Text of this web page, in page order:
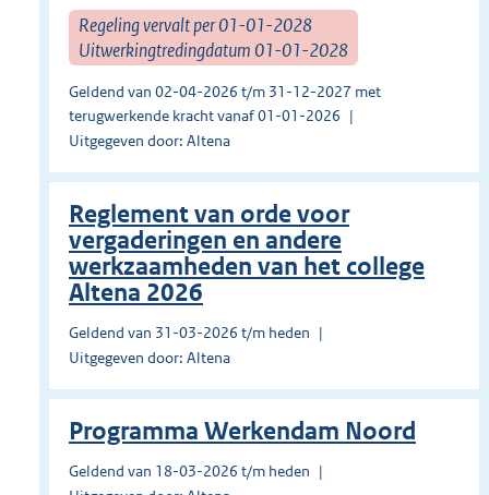
Regeling vervalt per 01-01-2028
Uitwerkingtredingdatum 01-01-2028
Geldend van 02-04-2026 t/m 31-12-2027 met
terugwerkende kracht vanaf 01-01-2026
Uitgegeven door: Altena
Reglement van orde voor
vergaderingen en andere
werkzaamheden van het college
Altena 2026
Geldend van 31-03-2026 t/m heden
Uitgegeven door: Altena
Programma Werkendam Noord
Geldend van 18-03-2026 t/m heden